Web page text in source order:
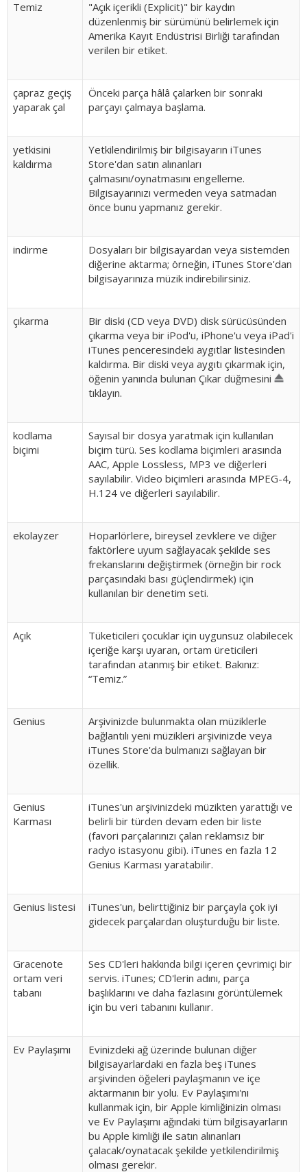
Temiz
"Açık içerikli (Explicit)" bir kaydın
düzenlenmiş bir sürümünü belirlemek için
Amerika Kayıt Endüstrisi Birliği tarafından
verilen bir etiket.
çapraz geçiş
yaparak çal
Önceki parça hâlâ çalarken bir sonraki
parçayı çalmaya başlama.
yetkisini
kaldırma
Yetkilendirilmiş bir bilgisayarın iTunes
Store'dan satın alınanları
çalmasını/oynatmasını engelleme.
Bilgisayarınızı vermeden veya satmadan
önce bunu yapmanız gerekir.
indirme
Dosyaları bir bilgisayardan veya sistemden
diğerine aktarma; örneğin, iTunes Store'dan
bilgisayarınıza müzik indirebilirsiniz.
çıkarma
Bir diski (CD veya DVD) disk sürücüsünden
çıkarma veya bir iPod'u, iPhone'u veya iPad'i
iTunes penceresindeki aygıtlar listesinden
kaldırma. Bir diski veya aygıtı çıkarmak için,
öğenin yanında bulunan Çıkar düğmesini
tıklayın.
kodlama
biçimi
Sayısal bir dosya yaratmak için kullanılan
biçim türü. Ses kodlama biçimleri arasında
AAC, Apple Lossless, MP3 ve diğerleri
sayılabilir. Video biçimleri arasında MPEG-4,
H.124 ve diğerleri sayılabilir.
ekolayzer
Hoparlörlere, bireysel zevklere ve diğer
faktörlere uyum sağlayacak şekilde ses
frekanslarını değiştirmek (örneğin bir rock
parçasındaki bası güçlendirmek) için
kullanılan bir denetim seti.
Açık
Tüketicileri çocuklar için uygunsuz olabilecek
içeriğe karşı uyaran, ortam üreticileri
tarafından atanmış bir etiket. Bakınız:
“Temiz.”
Genius
Arşivinizde bulunmakta olan müziklerle
bağlantılı yeni müzikleri arşivinizde veya
iTunes Store'da bulmanızı sağlayan bir
özellik.
Genius
Karması
iTunes'un arşivinizdeki müzikten yarattığı ve
belirli bir türden devam eden bir liste
(favori parçalarınızı çalan reklamsız bir
radyo istasyonu gibi). iTunes en fazla 12
Genius Karması yaratabilir.
Genius listesi
iTunes'un, belirttiğiniz bir parçayla çok iyi
gidecek parçalardan oluşturduğu bir liste.
Gracenote
ortam veri
tabanı
Ses CD'leri hakkında bilgi içeren çevrimiçi bir
servis. iTunes; CD'lerin adını, parça
başlıklarını ve daha fazlasını görüntülemek
için bu veri tabanını kullanır.
Ev Paylaşımı
Evinizdeki ağ üzerinde bulunan diğer
bilgisayarlardaki en fazla beş iTunes
arşivinden öğeleri paylaşmanın ve içe
aktarmanın bir yolu. Ev Paylaşımı'nı
kullanmak için, bir Apple kimliğinizin olması
ve Ev Paylaşımı ağındaki tüm bilgisayarların
bu Apple kimliği ile satın alınanları
çalacak/oynatacak şekilde yetkilendirilmiş
olması gerekir.